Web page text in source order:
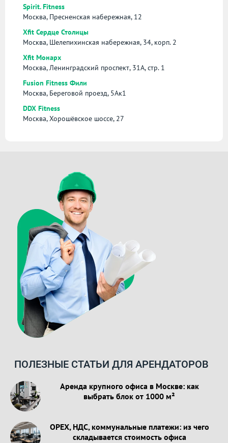
Spirit. Fitness
Москва, Пресненская набережная, 12
Xfit Сердце Столицы
Москва, Шелепихинская набережная, 34, корп. 2
Xfit Монарх
Москва, Ленинградский проспект, 31А, стр. 1
Fusion Fitness Фили
Москва, Береговой проезд, 5Ак1
DDX Fitness
Москва, Хорошёвское шоссе, 27
ПОЛЕЗНЫЕ СТАТЬИ ДЛЯ АРЕНДАТОРОВ
Аренда крупного офиса в Москве: как
выбрать блок от 1000 м²
OPEX, НДС, коммунальные платежи: из чего
складывается стоимость офиса